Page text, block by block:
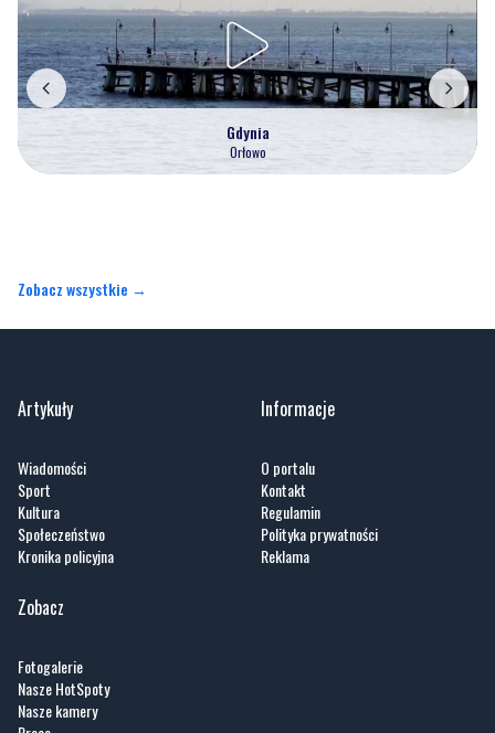
Gdynia
Orłowo
Zobacz wszystkie →
Artykuły
Wiadomości
Sport
Kultura
Społeczeństwo
Kronika policyjna
Informacje
O portalu
Kontakt
Regulamin
Polityka prywatności
Reklama
Zobacz
Fotogalerie
Nasze HotSpoty
Nasze kamery